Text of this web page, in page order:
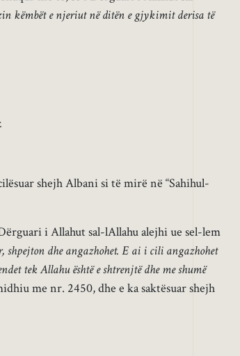
këmbët e njeriut në ditën e gjykimit derisa të
shejh Albani si të mirë në “Sahihul-
i Allahut sal-lAllahu alejhi ue sel-lem
dhe angazhohet. E ai i cili angazhohet
tek Allahu është e shtrenjtë dhe me shumë
me nr. 2450, dhe e ka saktësuar shejh